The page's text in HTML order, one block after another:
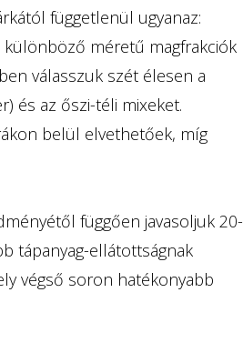
függetlenül ugyanaz:
különböző méretű magfrakciók
válasszuk szét élesen a
és az őszi-téli mixeket.
belül elvethetőek, míg
függően javasoljuk 20-
tápanyag-ellátottságnak
végső soron hatékonyabb